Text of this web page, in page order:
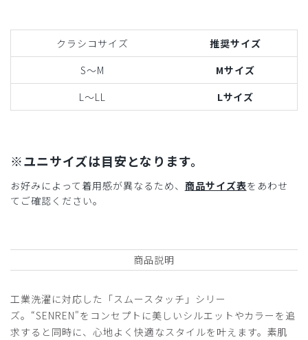
クラシコサイズ
推奨サイズ
S〜M
Mサイズ
L〜LL
Lサイズ
※ユニサイズは目安となります。
お好みによって着用感が異なるため、 商品サイズ表をあわせ
てご確認ください。
商品説明
工業洗濯に対応した「スムースタッチ」シリー
ズ。“SENREN"をコンセプトに美しいシルエットやカラーを追
求すると同時に、心地よく快適なスタイルを叶えます。素肌